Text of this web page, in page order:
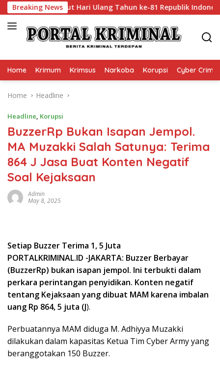
Skip
to
content
Breaking News
Sambut Hari Ulang Tahun ke-81 Republik Indonesia
Home Krimum Krimsus Narkoba Korupsi Cyber Crime
Home Headline
Headline, Korupsi
BuzzerRp Bukan Isapan Jempol.
MA Muzakki Salah Satunya: Terima
864 J Jasa Buat Konten Negatif
Soal Kejaksaan
Admin
May 8, 2025
Setiap Buzzer Terima 1, 5 Juta
PORTALKRIMINAL.ID -JAKARTA: Buzzer Berbayar
(BuzzerRp) bukan isapan jempol. Ini terbukti dalam
perkara perintangan penyidikan. Konten negatif
tentang Kejaksaan yang dibuat MAM karena imbalan
uang Rp 864, 5 juta (J).
Perbuatannya MAM diduga M. Adhiyya Muzakki
dilakukan dalam kapasitas Ketua Tim Cyber Army yang
beranggotakan 150 Buzzer.